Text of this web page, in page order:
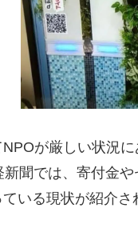
が厳しい状況
新聞では、寄付金
いる現状が紹介さ